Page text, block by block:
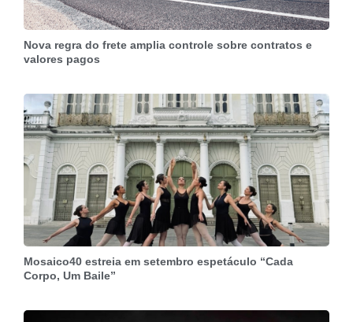
Nova regra do frete amplia controle sobre contratos e
valores pagos
Mosaico40 estreia em setembro espetáculo “Cada
Corpo, Um Baile”